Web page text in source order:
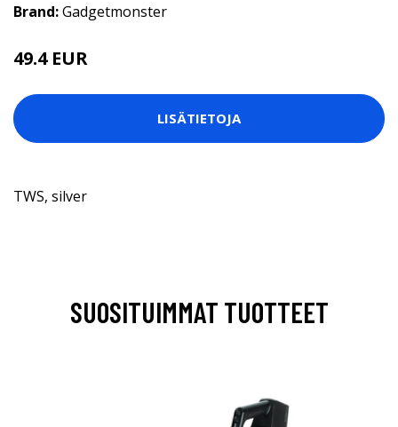
Brand:Gadgetmonster
49.4 EUR
LISÄTIETOJA
TWS, silver
SUOSITUIMMAT TUOTTEET